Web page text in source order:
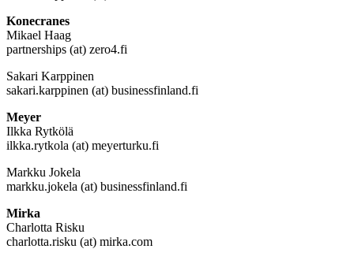
Konecranes
Mikael Haag
partnerships (at) zero4.fi
Sakari Karppinen
sakari.karppinen (at) businessfinland.fi
Meyer
Ilkka Rytkölä
ilkka.rytkola (at) meyerturku.fi
Markku Jokela
markku.jokela (at) businessfinland.fi
Mirka
Charlotta Risku
charlotta.risku (at) mirka.com